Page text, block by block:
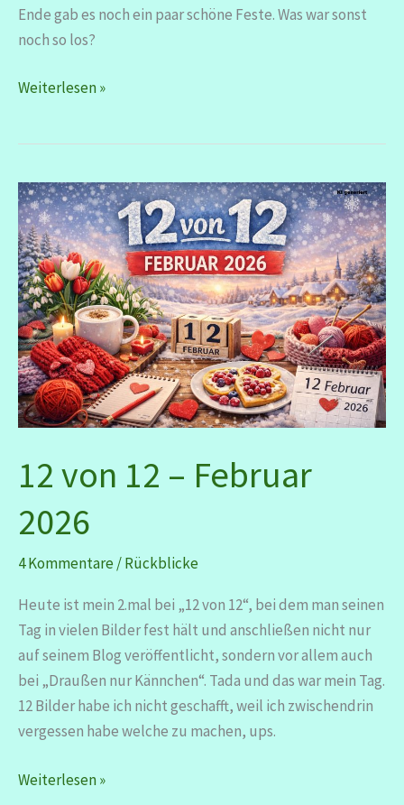
Ende gab es noch ein paar schöne Feste. Was war sonst
noch so los?
Monatsrückblick
im
Kreativfieber
Weiterlesen »
12 von 12 – Februar
2026
4 Kommentare/Rückblicke
Heute ist mein 2.mal bei „12 von 12“, bei dem man seinen
Tag in vielen Bilder fest hält und anschließen nicht nur
auf seinem Blog veröffentlicht, sondern vor allem auch
bei „Draußen nur Kännchen“. Tada und das war mein Tag.
12 Bilder habe ich nicht geschafft, weil ich zwischendrin
vergessen habe welche zu machen, ups.
12
Weiterlesen »